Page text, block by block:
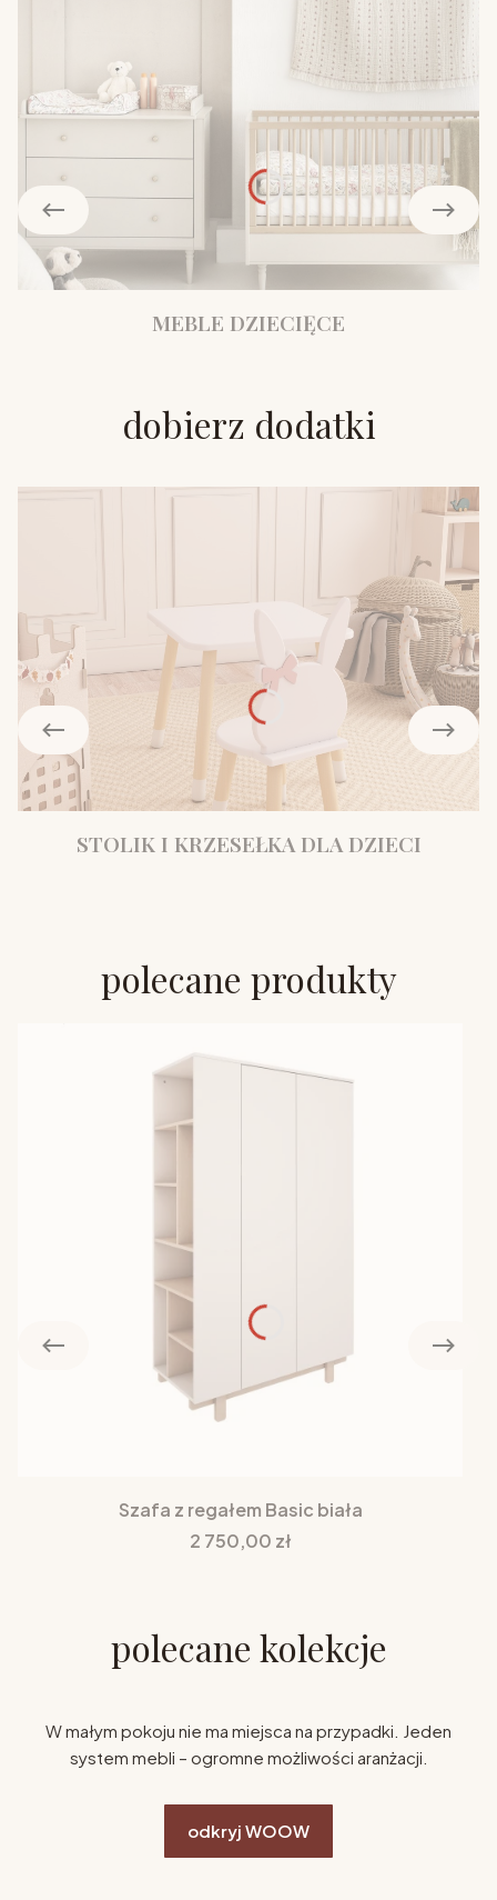
MEBLE DZIECIĘCE
dobierz dodatki
STOLIK I KRZESEŁKA DLA DZIECI
polecane produkty
Szafa z regałem Basic biała
Cena
2 750,00 zł
polecane kolekcje
W małym pokoju nie ma miejsca na przypadki. Jeden
system mebli – ogromne możliwości aranżacji.
odkryj WOOW